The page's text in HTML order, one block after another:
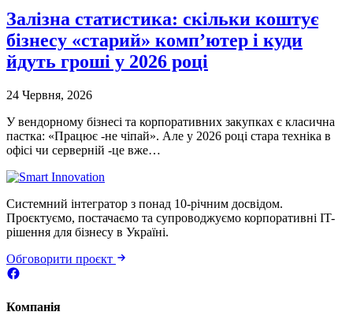
Залізна статистика: скільки коштує
бізнесу «старий» комп’ютер і куди
йдуть гроші у 2026 році
24 Червня, 2026
У вендорному бізнесі та корпоративних закупках є класична
пастка: «Працює -не чіпай». Але у 2026 році стара техніка в
офісі чи серверній -це вже…
Системний інтегратор з понад 10-річним досвідом.
Проєктуємо, постачаємо та супроводжуємо корпоративні IT-
рішення для бізнесу в Україні.
Обговорити проєкт
Компанія